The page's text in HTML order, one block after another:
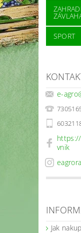
SPORT
e-agro
vnik
Jak